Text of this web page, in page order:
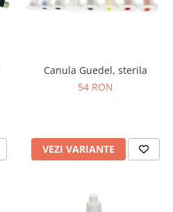
Canula Guedel, sterila
54 RON
VEZI VARIANTE